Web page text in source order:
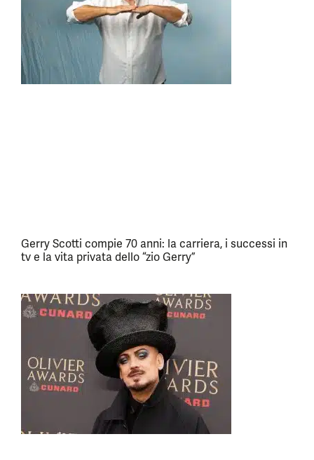
Gerry Scotti compie 70 anni: la carriera, i successi in
tv e la vita privata dello “zio Gerry”